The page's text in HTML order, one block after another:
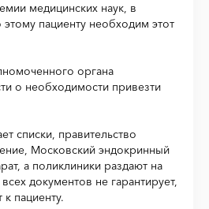
медицинских наук, в
этому пациенту необходим этот
органа
о необходимости привезти
списки, правительство
Московский эндокринный
а поликлиники раздают на
документов не гарантирует,
к пациенту.